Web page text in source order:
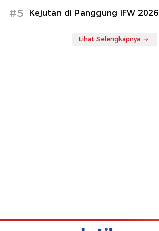
#5 Kejutan di Panggung IFW 2026
Lihat Selengkapnya